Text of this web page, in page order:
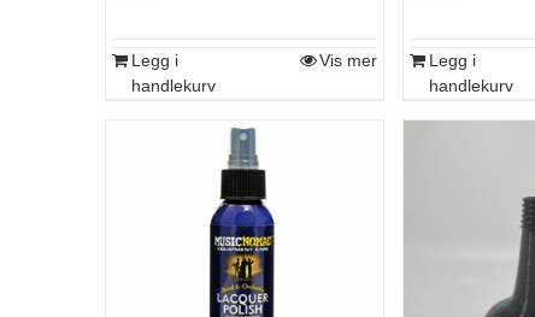
Legg i
handlekurv
Vis mer
Legg i
handlekurv